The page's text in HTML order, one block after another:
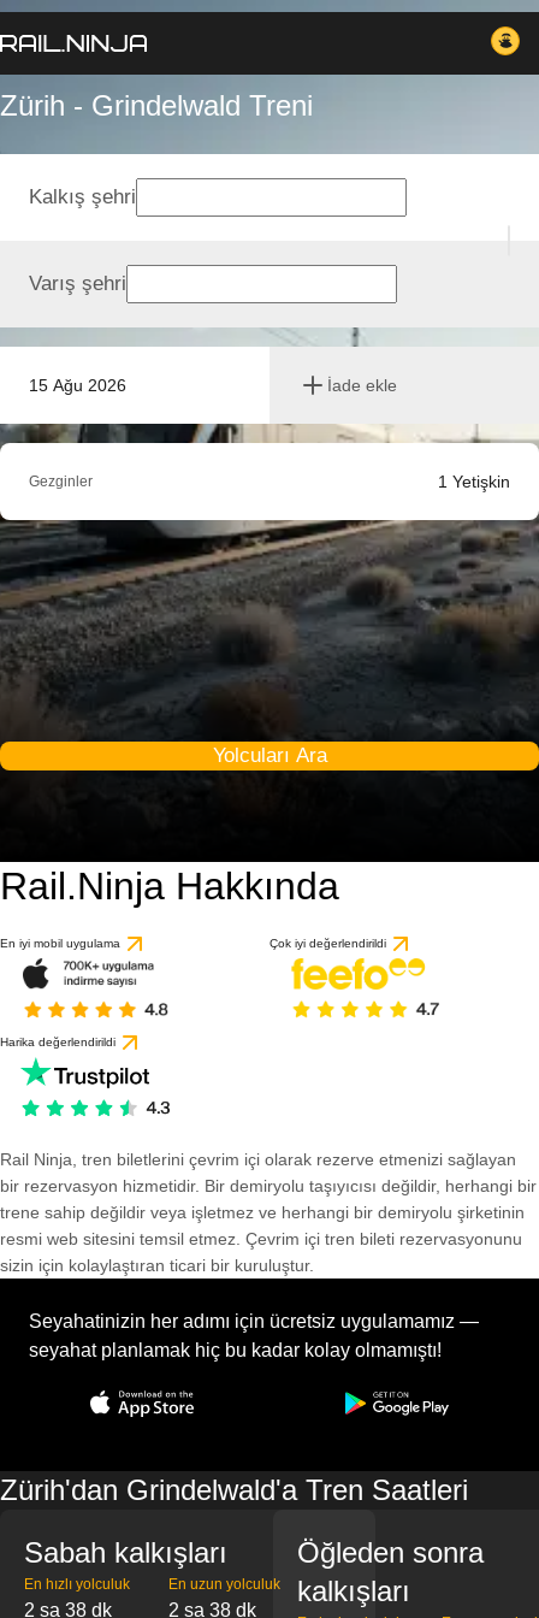
Zürih - Grindelwald Treni
15 Ağu 2026 İade ekle
Kalkış şehri
Varış şehri
Gezginler 1 Yetişkin
Yolcuları Ara
Rail.Ninja Hakkında
En iyi mobil uygulama Çok iyi değerlendirildi
Harika değerlendirildi
Rail Ninja, tren biletlerini çevrim içi olarak rezerve etmenizi sağlayan
bir rezervasyon hizmetidir. Bir demiryolu taşıyıcısı değildir, herhangi bir
trene sahip değildir veya işletmez ve herhangi bir demiryolu şirketinin
resmi web sitesini temsil etmez. Çevrim içi tren bileti rezervasyonunu
sizin için kolaylaştıran ticari bir kuruluştur.
Seyahatinizin her adımı için ücretsiz uygulamamız —
seyahat planlamak hiç bu kadar kolay olmamıştı!
Zürih'dan Grindelwald'a Tren Saatleri
Sabah kalkışları
En hızlı yolculuk
2 sa 38 dk
En uzun yolculuk
2 sa 38 dk
Öğleden sonra
kalkışları